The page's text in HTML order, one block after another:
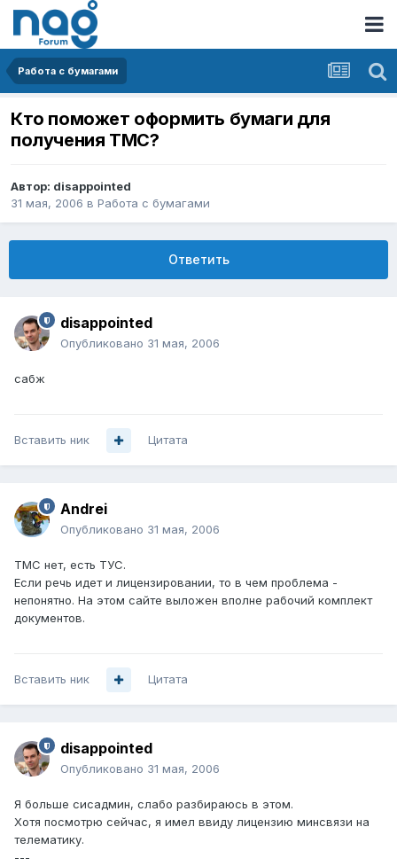
Работа с бумагами
Кто поможет оформить бумаги для
получения ТМС?
Автор: disappointed
31 мая, 2006 в Работа с бумагами
Ответить
disappointed
Опубликовано 31 мая, 2006
сабж
Вставить ник Цитата
Andrei
Опубликовано 31 мая, 2006
ТМС нет, есть ТУС.
Если речь идет и лицензировании, то в чем проблема -
непонятно. На этом сайте выложен вполне рабочий комплект
документов.
Вставить ник Цитата
disappointed
Опубликовано 31 мая, 2006
Я больше сисадмин, слабо разбираюсь в этом.
Хотя посмотрю сейчас, я имел ввиду лицензию минсвязи на
телематику.
---